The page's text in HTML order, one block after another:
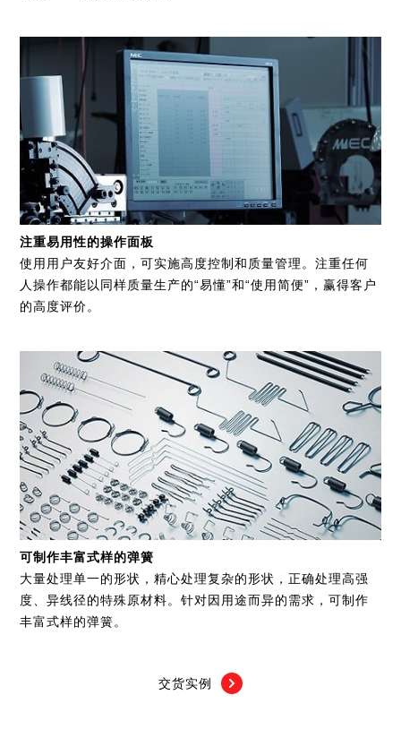
注重易用性的操作面板
使用用户友好介面，可实施高度控制和质量管理。注重任何
人操作都能以同样质量生产的“易懂”和“使用简便”，赢得客户
的高度评价。
可制作丰富式样的弹簧
大量处理单一的形状，精心处理复杂的形状，正确处理高强
度、异线径的特殊原材料。针对因用途而异的需求，可制作
丰富式样的弹簧。
交货实例